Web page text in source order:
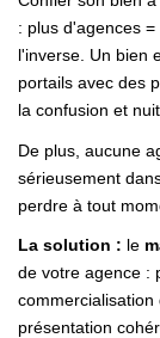
: plus d'agences
l'inverse. Un bien
portails avec des
la confusion et
De plus, aucune
sérieusement
perdre à tout
La solution : le
de votre agence :
présentation